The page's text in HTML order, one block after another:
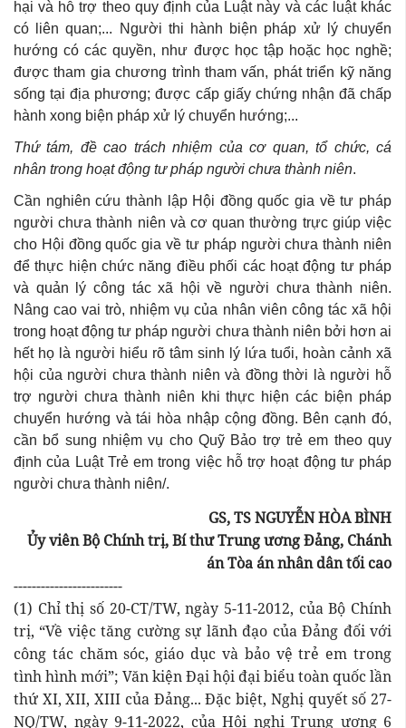
hại và hỗ trợ theo quy định của Luật này và các luật khác
có liên quan;... Người thi hành biện pháp xử lý chuyển
hướng có các quyền, như được học tập hoặc học nghề;
được tham gia chương trình tham vấn, phát triển kỹ năng
sống tại địa phương; được cấp giấy chứng nhận đã chấp
hành xong biện pháp xử lý chuyển hướng;...
Thứ tám, đề cao trách nhiệm của cơ quan, tổ chức, cá
nhân trong hoạt động tư pháp người chưa thành niên.
Cần nghiên cứu thành lập Hội đồng quốc gia về tư pháp
người chưa thành niên và cơ quan thường trực giúp việc
cho Hội đồng quốc gia về tư pháp người chưa thành niên
để thực hiện chức năng điều phối các hoạt động tư pháp
và quản lý công tác xã hội về người chưa thành niên.
Nâng cao vai trò, nhiệm vụ của nhân viên công tác xã hội
trong hoạt động tư pháp người chưa thành niên bởi hơn ai
hết họ là người hiểu rõ tâm sinh lý lứa tuổi, hoàn cảnh xã
hội của người chưa thành niên và đồng thời là người hỗ
trợ người chưa thành niên khi thực hiện các biện pháp
chuyển hướng và tái hòa nhập cộng đồng. Bên cạnh đó,
cần bổ sung nhiệm vụ cho Quỹ Bảo trợ trẻ em theo quy
định của Luật Trẻ em trong việc hỗ trợ hoạt động tư pháp
người chưa thành niên/.
GS, TS NGUYỄN HÒA BÌNH
Ủy viên Bộ Chính trị, Bí thư Trung ương Đảng, Chánh
án Tòa án nhân dân tối cao
------------------------
(1) Chỉ thị số 20-CT/TW, ngày 5-11-2012, của Bộ Chính
trị, “Về việc tăng cường sự lãnh đạo của Đảng đối với
công tác chăm sóc, giáo dục và bảo vệ trẻ em trong
tình hình mới”; Văn kiện Đại hội đại biểu toàn quốc lần
thứ XI, XII, XIII của Đảng... Đặc biệt, Nghị quyết số 27-
NQ/TW, ngày 9-11-2022, của Hội nghị Trung ương 6